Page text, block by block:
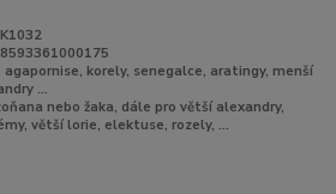
K1032
8593361000175
agapornise, korely, senegalce, aratingy, menší
...
nebo žaka, dále pro větší alexandry,
větší lorie, elektuse, rozely, ...